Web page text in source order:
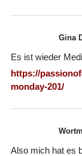
Gina
Es ist wieder
https://
monday-201/
Also mich hat es